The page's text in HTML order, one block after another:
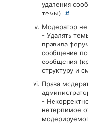
удаления
темы). #
Модератор
- Удалять
правила
сообщение
сообщения
структуру и
Права
-
нетерпимое